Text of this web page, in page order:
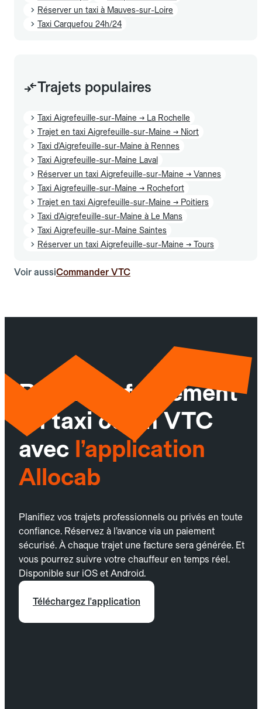
Réserver un taxi à Mauves-sur-Loire
Taxi Carquefou 24h/24
Trajets populaires
Taxi Aigrefeuille-sur-Maine → La Rochelle
Trajet en taxi Aigrefeuille-sur-Maine → Niort
Taxi d'Aigrefeuille-sur-Maine à Rennes
Taxi Aigrefeuille-sur-Maine Laval
Réserver un taxi Aigrefeuille-sur-Maine → Vannes
Taxi Aigrefeuille-sur-Maine → Rochefort
Trajet en taxi Aigrefeuille-sur-Maine → Poitiers
Taxi d'Aigrefeuille-sur-Maine à Le Mans
Taxi Aigrefeuille-sur-Maine Saintes
Réserver un taxi Aigrefeuille-sur-Maine → Tours
Voir aussiCommander VTC
Réservez facilement
un taxi ou un VTC
avec l’application
Allocab
Planifiez vos trajets professionnels ou privés en toute
confiance. Réservez à l’avance via un paiement
sécurisé. À chaque trajet une facture sera générée. Et
vous pourrez suivre votre chauffeur en temps réel.
Disponible sur iOS et Android.
Téléchargez l'application